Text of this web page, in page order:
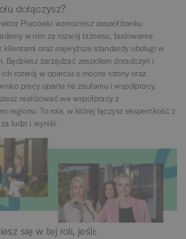
dołączysz?
Placówki wzmocnisz zespół banku
w nim za rozwój biznesu, budowanie
oraz najwyższe standardy obsługi w
Będziesz zarządzać zespołem doradczyń i
rozwój w oparciu o mocne strony oraz
pracy oparte na zaufaniu i współpracy.
realizować we współpracy z
regionu. To rola, w której łączysz eksperckość z
ludzi i wyniki.
się w tej roli, jeśli: